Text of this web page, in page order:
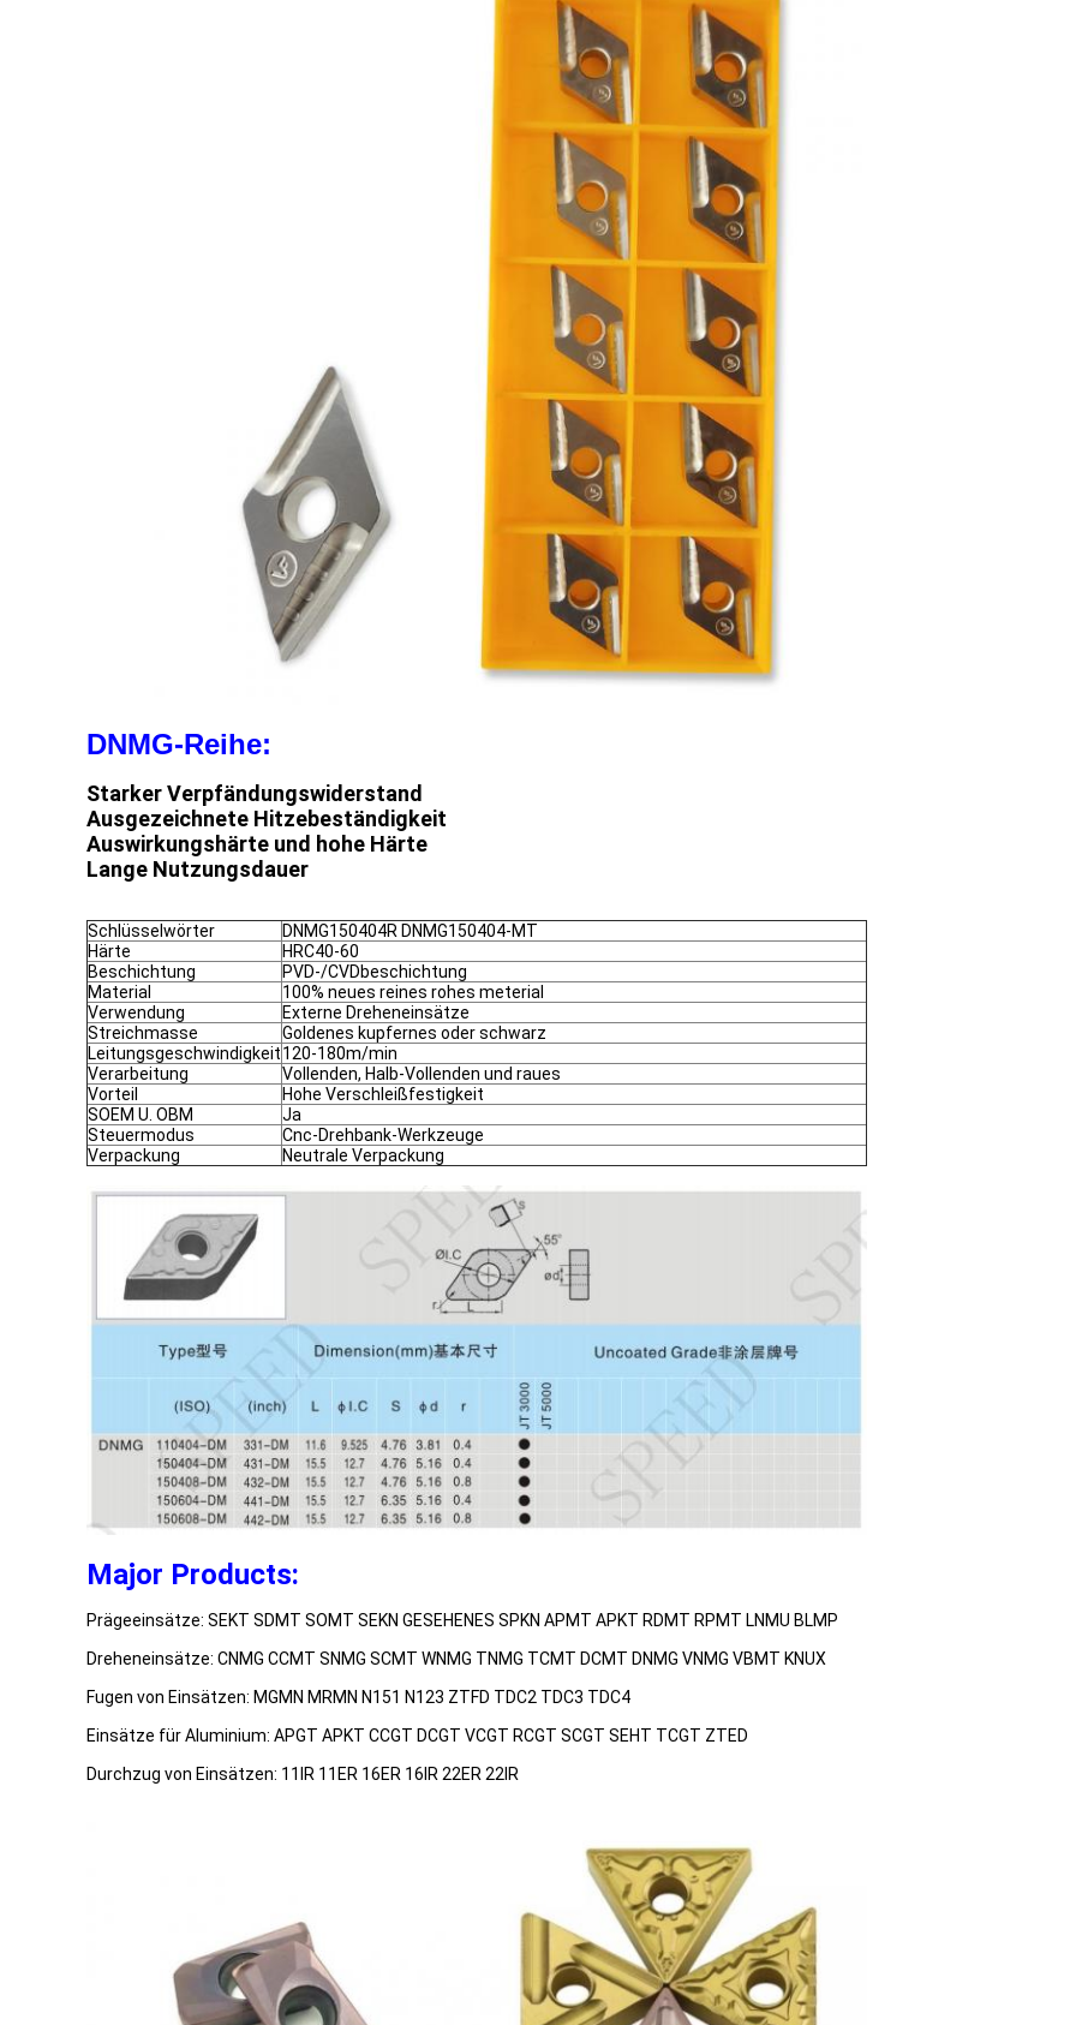
DNMG-Reihe:
Starker Verpfändungswiderstand
Ausgezeichnete Hitzebeständigkeit
Auswirkungshärte und hohe Härte
Lange Nutzungsdauer
Schlüsselwörter
DNMG150404R DNMG150404-MT
Härte
HRC40-60
Beschichtung
PVD-/CVDbeschichtung
Material
100% neues reines rohes meterial
Verwendung
Externe Dreheneinsätze
Streichmasse
Goldenes kupfernes oder schwarz
Leitungsgeschwindigkeit120-180m/min
Verarbeitung
Vollenden, Halb-Vollenden und raues
Vorteil
Hohe Verschleißfestigkeit
SOEM U. OBM
Ja
Steuermodus
Cnc-Drehbank-Werkzeuge
Verpackung
Neutrale Verpackung
Major Products:
Prägeeinsätze: SEKT SDMT SOMT SEKN GESEHENES SPKN APMT APKT RDMT RPMT LNMU BLMP
Dreheneinsätze: CNMG CCMT SNMG SCMT WNMG TNMG TCMT DCMT DNMG VNMG VBMT KNUX
Fugen von Einsätzen: MGMN MRMN N151 N123 ZTFD TDC2 TDC3 TDC4
Einsätze für Aluminium: APGT APKT CCGT DCGT VCGT RCGT SCGT SEHT TCGT ZTED
Durchzug von Einsätzen: 11IR 11ER 16ER 16IR 22ER 22IR